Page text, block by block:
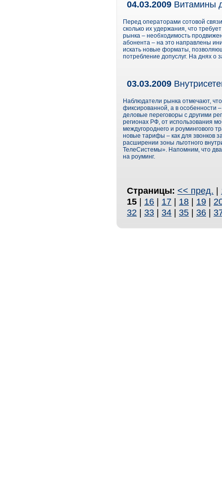
04.03.2009 Витамины
Перед операторами сотовой
сколько их удержания, что
рынка – необходимость
абонента – на это направлены
искать новые форматы,
потребление допуслуг. На днях о
03.03.2009
Наблюдатели рынка отмечают,
фиксированной, а в особенности
деловые переговоры с другими
регионах РФ, от использования
междугороднего и роумингового
новые тарифы – как для звонков
расширении зоны льготного
ТелеСистемы». Напомним, что
на роуминг.
Страницы: << пред. |
15 | 16 | 17 | 18 | 19 |
32 | 33 | 34 | 35 | 36 |